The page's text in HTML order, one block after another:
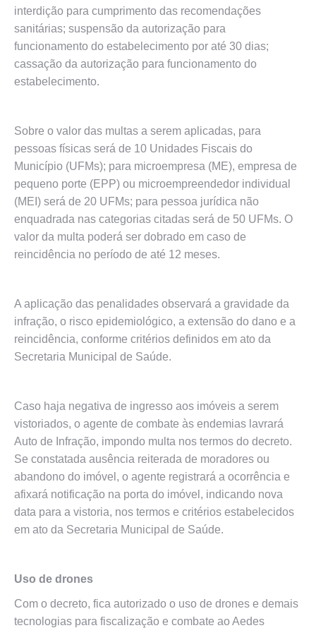
interdição para cumprimento das recomendações
sanitárias; suspensão da autorização para
funcionamento do estabelecimento por até 30 dias;
cassação da autorização para funcionamento do
estabelecimento.
Sobre o valor das multas a serem aplicadas, para
pessoas físicas será de 10 Unidades Fiscais do
Município (UFMs); para microempresa (ME), empresa de
pequeno porte (EPP) ou microempreendedor individual
(MEI) será de 20 UFMs; para pessoa jurídica não
enquadrada nas categorias citadas será de 50 UFMs. O
valor da multa poderá ser dobrado em caso de
reincidência no período de até 12 meses.
A aplicação das penalidades observará a gravidade da
infração, o risco epidemiológico, a extensão do dano e a
reincidência, conforme critérios definidos em ato da
Secretaria Municipal de Saúde.
Caso haja negativa de ingresso aos imóveis a serem
vistoriados, o agente de combate às endemias lavrará
Auto de Infração, impondo multa nos termos do decreto.
Se constatada ausência reiterada de moradores ou
abandono do imóvel, o agente registrará a ocorrência e
afixará notificação na porta do imóvel, indicando nova
data para a vistoria, nos termos e critérios estabelecidos
em ato da Secretaria Municipal de Saúde.
Uso de drones
Com o decreto, fica autorizado o uso de drones e demais
tecnologias para fiscalização e combate ao Aedes